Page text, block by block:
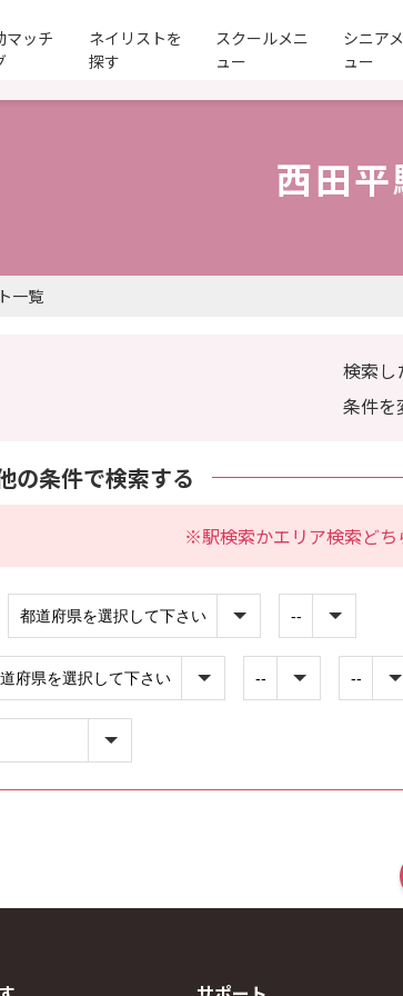
マッチ
ネイリストを
探す
スクールメニ
ュー
シニア
ュー
西田
一覧
検索し
条件を
の条件で検索する
※駅検索かエリア検索どち